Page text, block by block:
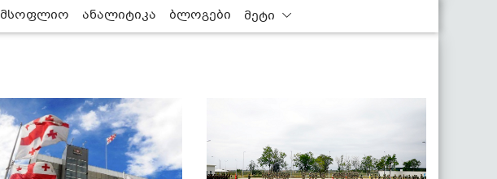
მსოფლიო ანალიტიკა ბლოგები მეტი